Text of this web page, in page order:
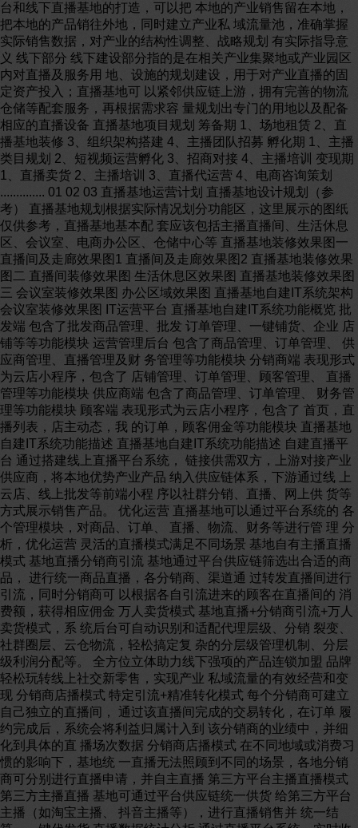
台和线下直播基地的打造，可以把 本地的产业销售留在本地，
把本地的产品销往外地，同时建立产业私 域流量池，准确掌握
实际销售数据，对产业的结构性调整、战略规划 有实际指导意
义 线下部分 线下建设部分指的是在相关产业集聚地或产业园区
内对直播及服务用 地、设施的规划建设，用于对产业直播的固
定资产投入；直播基地可 以紧邻供应链上游，拥有完善的物流
仓储等配套服务，再根据需求容 量规划出专门的用地以及配备
相应的直播设备 直播基地项目规划 筹备期 1、场地租赁 2、直
播基地装修 3、组织架构搭建 4、主播团队招募 孵化期 1、主播
类目规划 2、短视频运营孵化 3、招商对接 4、主播培训 变现期
1、直播卖货 2、主播培训 3、直播代运营 4、电商咨询策划
.............. 01 02 03 直播基地运营计划 直播基地设计规划（参
考） 直播基地规划根据实际情况划分功能区，这里展示的图纸
仅供参考，直播基地基本配 套应该包括主播直播间、生活休息
区、会议室、电商办公区、仓储中心等 直播基地装修效果图一
直播间及走廊效果图1 直播间及走廊效果图2 直播基地装修效果
图二 直播间装修效果图 生活休息区效果图 直播基地装修效果图
三 会议室装修效果图 办公区域效果图 直播基地自建IT系统架构
会议室装修效果图 IT运营平台 直播基地自建IT系统功能概览 批
发端 包含了批发商品管理、批发 订单管理、一键铺货、企业 店
铺等等功能模块 运营管理后台 包含了商品管理、订单管理、 供
应商管理、直播管理及财 务管理等功能模块 分销商端 表现形式
为云店小程序，包含了 店铺管理、订单管理、顾客管理、 直播
管理等功能模块 供应商端 包含了商品管理、订单管理、 财务管
理等功能模块 顾客端 表现形式为云店小程序，包含了 首页，直
播列表，店主动态，我 的订单，顾客佣金等功能模块 直播基地
自建IT系统功能描述 直播基地自建IT系统功能描述 自建直播平
台 通过搭建线上直播平台系统， 链接供需双方，上游对接产业
供应商，将本地优势产业产品 纳入供应链体系，下游通过线 上
云店、线上批发等前端小程 序以社群分销、直播、网上供 货等
方式展示销售产品。 优化运营 直播基地可以通过平台系统的 各
个管理模块，对商品、订单、 直播、物流、财务等进行管 理 分
析，优化运营 灵活的直播模式满足不同场景 基地自有主播直播
模式 基地直播分销商引流 基地通过平台供应链筛选出合适的商
品， 进行统一商品直播，各分销商、渠道通 过转发直播间进行
引流，同时分销商可 以根据各自引流进来的顾客在直播间的 消
费额，获得相应佣金 万人卖货模式 基地直播+分销商引流+万人
卖货模式，系 统后台可自动识别和适配代理层级、分销 裂变、
社群圈层、云仓物流，轻松搞定复 杂的分层级管理机制、分层
级利润分配等。 全方位立体助力线下强项的产品连锁加盟 品牌
轻松玩转线上社交新零售，实现产业 私域流量的有效经营和变
现 分销商店播模式 特定引流+精准转化模式 每个分销商可建立
自己独立的直播间， 通过该直播间完成的交易转化，在订单 履
约完成后，系统会将利益归属计入到 该分销商的业绩中，并细
化到具体的直 播场次数据 分销商店播模式 在不同地域或消费习
惯的影响下，基地统 一直播无法照顾到不同的场景，各地分销
商可分别进行直播申请，并自主直播 第三方平台主播直播模式
第三方主播直播 基地可通过平台供应链统一供货 给第三方平台
主播（如淘宝主播、 抖音主播等），进行直播销售并 统一结